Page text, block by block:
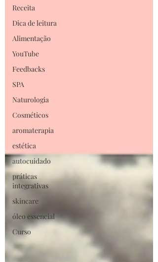
Receita
Dica de leitura
Alimentação
YouTube
Feedbacks
SPA
Naturologia
Cosméticos
aromaterapia
estética
autocuidado
práticas
integrativas
skincare
óleo essencial
Curso